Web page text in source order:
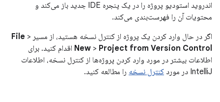
اندروید استودیو پروژه را در یک پنجره IDE جدید باز می‌کند و
محتویات آن را فهرست‌بندی می‌کند.
اگر در حال وارد کردن یک پروژه از کنترل نسخه هستید، از مسیر
File >
New > Project from Version Control
اقدام کنید. برای
اطلاعات بیشتر در مورد وارد کردن پروژه‌ها از کنترل نسخه، اطلاعات
IntelliJ در مورد
کنترل نسخه را مطالعه کنید.